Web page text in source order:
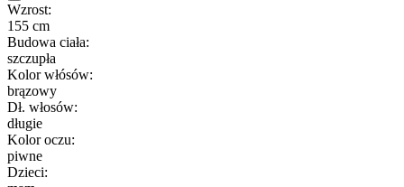
Wzrost:
155 cm
Budowa ciała:
szczupła
Kolor włósów:
brązowy
Dł. włosów:
długie
Kolor oczu:
piwne
Dzieci: